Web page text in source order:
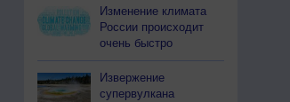
Изменение климата
России происходит
очень быстро
Извержение
супервулкана